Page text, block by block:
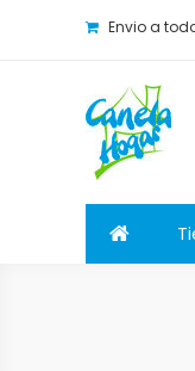
Envio a